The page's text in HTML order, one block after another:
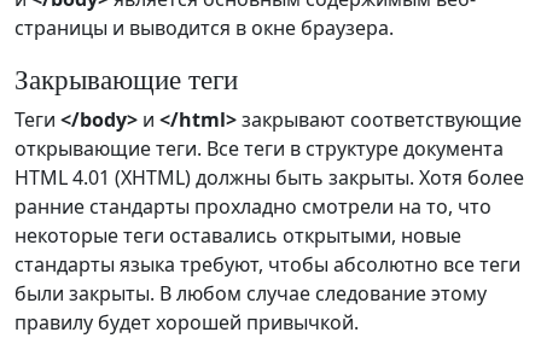
страницы и выводится в окне браузера.
Закрывающие теги
Теги </body> и </html>закрывают соответствующие
открывающие теги. Все теги в структуре документа
HTML 4.01 (XHTML) должны быть закрыты. Хотя более
ранние стандарты прохладно смотрели на то, что
некоторые теги оставались открытыми, новые
стандарты языка требуют, чтобы абсолютно все теги
были закрыты. В любом случае следование этому
правилу будет хорошей привычкой.